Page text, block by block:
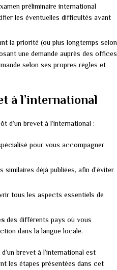
préliminaire international
les éventuelles difficultés avant
la priorité (ou plus longtemps selon
une demande auprès des offices
selon ses propres règles et
à l’international
d’un brevet à l’international :
pour vous accompagner
déjà publiées, afin d’éviter
tous les aspects essentiels de
des différents pays où vous
dans la langue locale.
brevet à l’international est
les étapes présentées dans cet